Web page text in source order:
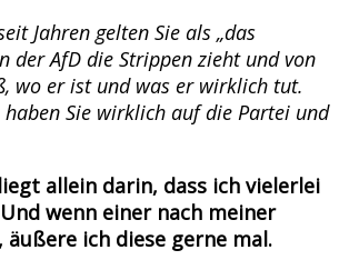
Jahren gelten Sie als „das
der AfD die Strippen zieht und von
wo er ist und was er wirklich tut.
haben Sie wirklich auf die Partei und
allein darin, dass ich vielerlei
wenn einer nach meiner
ich diese gerne mal.